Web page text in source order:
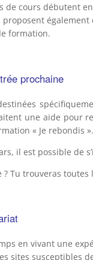
de cours débutent
formation.
prochaine
une aide pour
« Je rebondis ».
il est possible de
? Tu trouveras
en vivant une
sites susceptibles